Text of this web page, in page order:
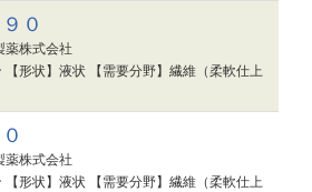
０
薬株式会社
【形状】液状 【需要分野】繊維（柔軟仕上
薬株式会社
【形状】液状 【需要分野】繊維（柔軟仕上